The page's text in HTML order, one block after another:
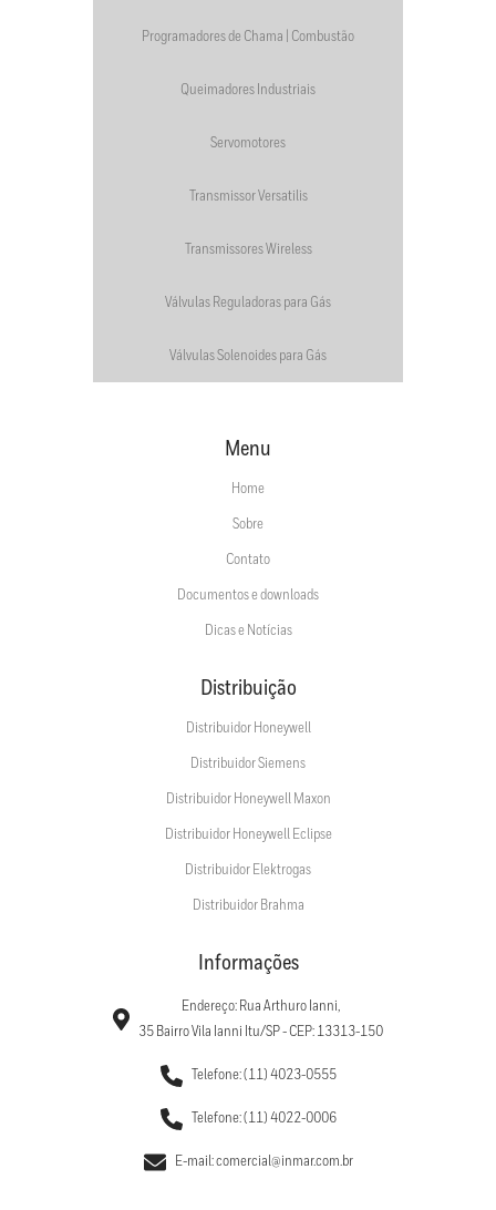
Programadores de Chama | Combustão
Queimadores Industriais
Servomotores
Transmissor Versatilis
Transmissores Wireless
Válvulas Reguladoras para Gás
Válvulas Solenoides para Gás
Menu
Home
Sobre
Contato
Documentos e downloads
Dicas e Notícias
Distribuição
Distribuidor Honeywell
Distribuidor Siemens
Distribuidor Honeywell Maxon
Distribuidor Honeywell Eclipse
Distribuidor Elektrogas
Distribuidor Brahma
Informações
Endereço: Rua Arthuro Ianni,
35 Bairro Vila Ianni Itu/SP - CEP: 13313-150
Telefone: (11) 4023-0555
Telefone: (11) 4022-0006
E-mail: comercial@inmar.com.br